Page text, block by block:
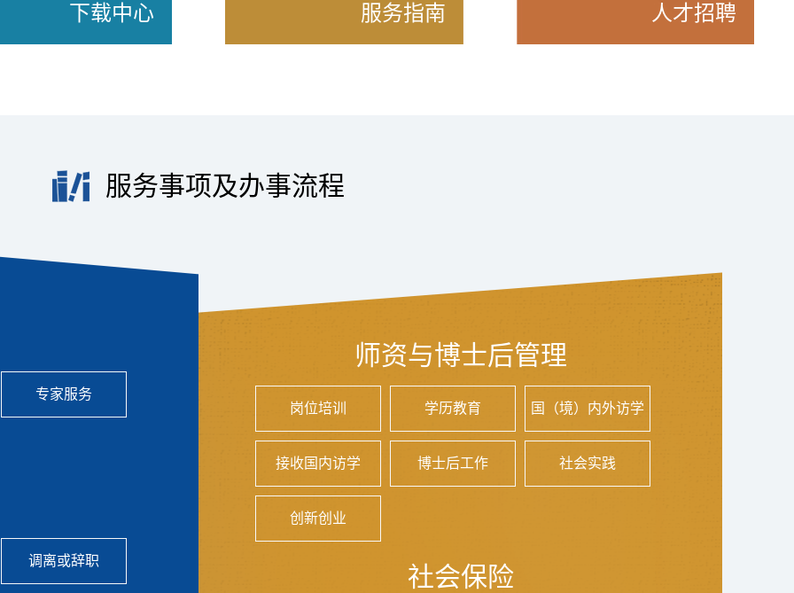
下载中心 服务指南 人才招聘
服务事项及办事流程
专家服务
调离或辞职
师资与博士后管理
岗位培训 学历教育 国（境）内外访学
接收国内访学 博士后工作 社会实践
创新创业
社会保险